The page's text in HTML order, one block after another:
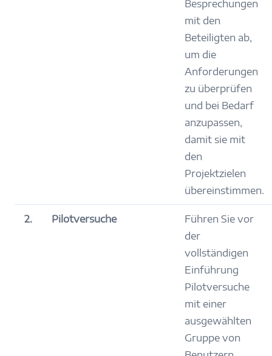
Besprechungen
mit den
Beteiligten ab,
um die
Anforderungen
zu überprüfen
und bei Bedarf
anzupassen,
damit sie mit
den
Projektzielen
übereinstimmen.
2. Pilotversuche
Führen Sie vor
der
vollständigen
Einführung
Pilotversuche
mit einer
ausgewählten
Gruppe von